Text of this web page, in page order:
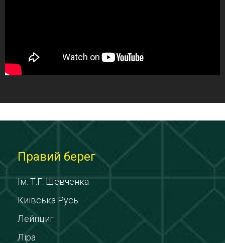
Правий берег
Ім. Т.Г. Шевченка
Київська Русь
Лейпциг
Ліра